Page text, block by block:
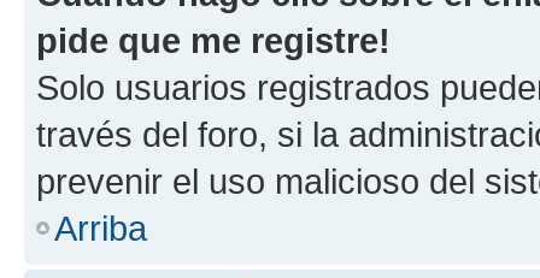
pide que me registre!
Solo usuarios registrados
través del foro, si la
prevenir el uso malicioso del
Arriba